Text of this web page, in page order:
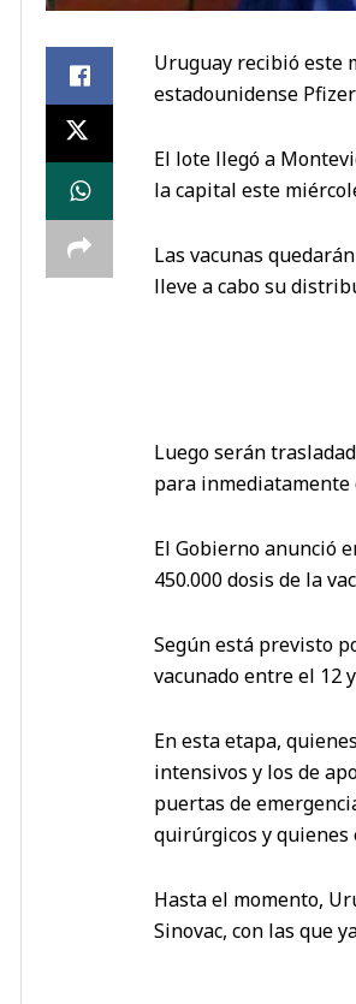
Uruguay recibió este
estadounidense
El lote llegó a
la capital este
Las vacunas
lleve a cabo su
Luego serán
para inmediatamente
El Gobierno anunció
450.000 dosis de la
Según está previsto
vacunado entre el 12
En esta etapa,
intensivos y los de
puertas de
quirúrgicos y quienes
Hasta el momento,
Sinovac, con las que